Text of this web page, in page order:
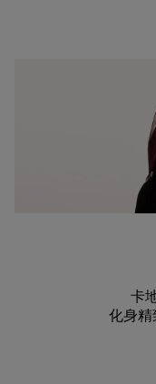
卡
化身精